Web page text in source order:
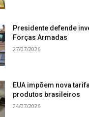
Presidente defende
Forças Armadas
27/07/2026
EUA impõem nova
produtos brasileiros
24/07/2026